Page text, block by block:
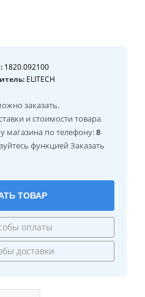
1820.092100
ELITECH
заказать.
и стоимости товара
магазина по телефону:8
функцией Заказать
ТОВАР
оплаты
доставки